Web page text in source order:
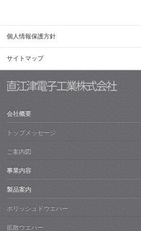
個人情報保護方針
サイトマップ
会社概要
トップメッセージ
ご案内図
事業内容
製品案内
ポリッシュドウエハー
拡散ウエハー